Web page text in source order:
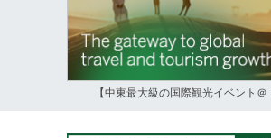
【中東最大級の国際観光イベント＠